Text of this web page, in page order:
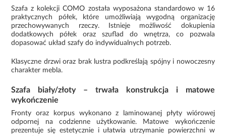
Szafa z kolekcji COMO została wyposażona standardowo w 16
praktycznych półek, które umożliwiają wygodną organizację
przechowywanych rzeczy. Istnieje możliwość dokupienia
dodatkowych półek oraz szuflad do wnętrza, co pozwala
dopasować układ szafy do indywidualnych potrzeb.
Klasyczne drzwi oraz brak lustra podkreślają spójny i nowoczesny
charakter mebla.
Szafa biały/złoty – trwała konstrukcja i matowe
wykończenie
Fronty oraz korpus wykonano z laminowanej płyty wiórowej
odpornej na codzienne użytkowanie. Matowe wykończenie
prezentuje się estetycznie i ułatwia utrzymanie powierzchni w